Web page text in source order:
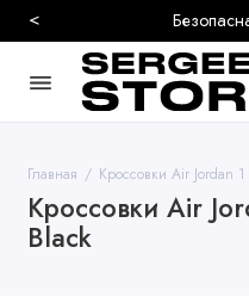
Безопасная
<
Главная Кроссовки Air Jordan
Кроссовки Air
Black